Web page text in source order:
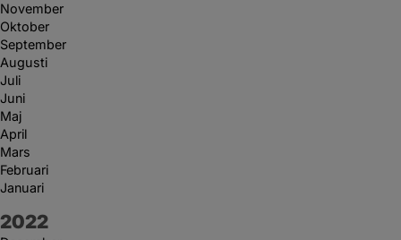
November
Oktober
September
Augusti
Juli
Juni
Maj
April
Mars
Februari
Januari
År:
2022